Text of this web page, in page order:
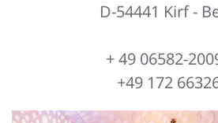
D-54441 Kirf -
+ 49 06582-
+49 172